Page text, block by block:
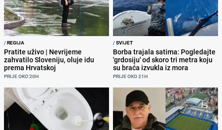
/REGIJA
Pratite uživo | Nevrijeme
zahvatilo Sloveniju, oluje idu
prema Hrvatskoj
PRIJE OKO 20H
/SVIJET
Borba trajala satima: Pogledajte
'grdosiju' od skoro tri metra koju
su braća izvukla iz mora
PRIJE OKO 21H